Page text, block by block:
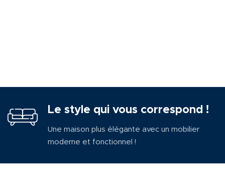
Le style qui vous correspond !
Une maison plus élégante avec un mobilier
moderne et fonctionnel !